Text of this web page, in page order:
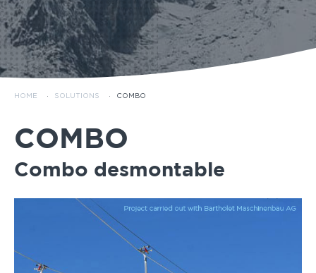
HOME · SOLUTIONS · COMBO
COMBO
Combo desmontable